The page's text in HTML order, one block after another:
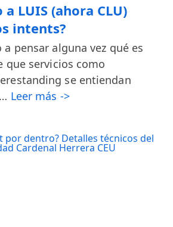
LUIS (ahora CLU)
intents?
a pensar alguna vez qué es
que servicios como
se entiendan
Leer más ->